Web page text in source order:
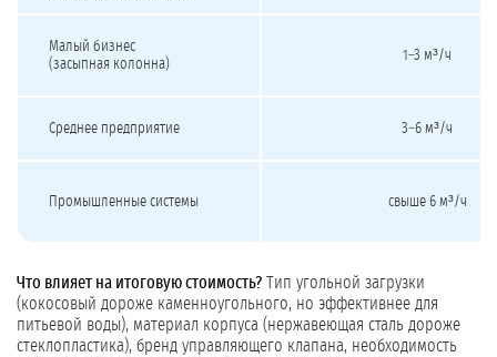
Малый бизнес
(засыпная колонна)
1–3 м³/ч
Среднее предприятие 3–6 м³/ч
Промышленные системы свыше 6 м³/ч
Что влияет на итоговую стоимость? Тип угольной загрузки
(кокосовый дороже каменноугольного, но эффективнее для
питьевой воды), материал корпуса (нержавеющая сталь дороже
стеклопластика), бренд управляющего клапана, необходимость